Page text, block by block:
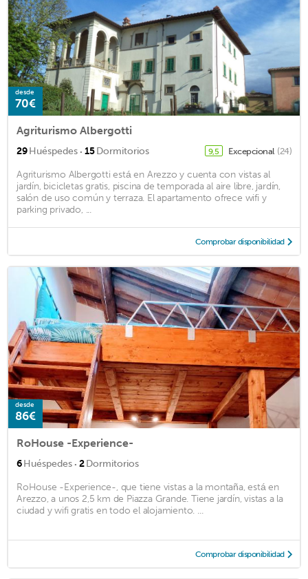
desde
70€
Agriturismo Albergotti
29Huéspedes · 15Dormitorios 9,5 Excepcional (24)
Agriturismo Albergotti está en Arezzo y cuenta con vistas al
jardín, bicicletas gratis, piscina de temporada al aire libre, jardín,
salón de uso común y terraza. El apartamento ofrece wifi y
parking privado, ...
Comprobar disponibilidad
desde
86€
RoHouse -Experience-
6Huéspedes · 2Dormitorios
RoHouse -Experience-, que tiene vistas a la montaña, está en
Arezzo, a unos 2,5 km de Piazza Grande. Tiene jardín, vistas a la
ciudad y wifi gratis en todo el alojamiento. ...
Comprobar disponibilidad